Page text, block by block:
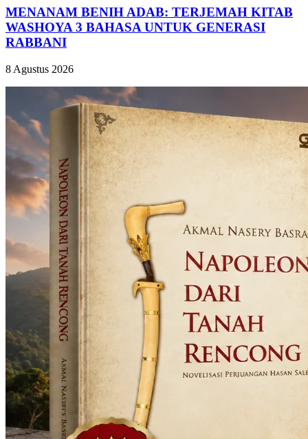
MENANAM BENIH ADAB: TERJEMAH KITAB
WASHOYA 3 BAHASA UNTUK GENERASI
RABBANI
8 Agustus 2026